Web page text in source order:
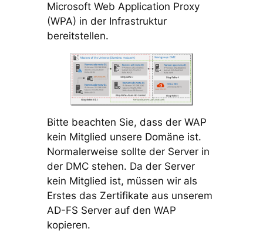
Microsoft Web Application Proxy
(WPA) in der Infrastruktur
bereitstellen.
Bitte beachten Sie, dass der WAP
kein Mitglied unsere Domäne ist.
Normalerweise sollte der Server in
der DMC stehen. Da der Server
kein Mitglied ist, müssen wir als
Erstes das Zertifikate aus unserem
AD-FS Server auf den WAP
kopieren.